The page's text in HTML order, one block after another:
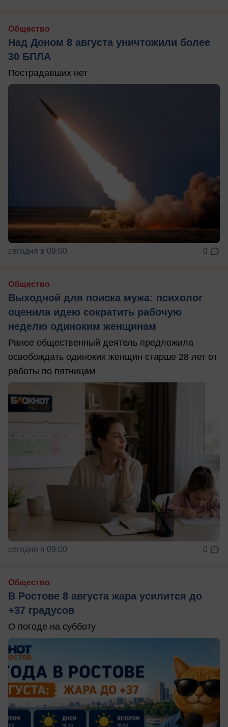
Общество
Над Доном 8 августа уничтожили более
30 БПЛА
Пострадавших нет
сегодня в 09:00 0
Общество
Выходной для поиска мужа: психолог
оценила идею сократить рабочую
неделю одиноким женщинам
Ранее общественный деятель предложила
освобождать одиноких женщин старше 28 лет от
работы по пятницам
сегодня в 09:00 0
Общество
В Ростове 8 августа жара усилится до
+37 градусов
О погоде на субботу